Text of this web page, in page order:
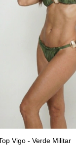
Vigo - Verde Militar